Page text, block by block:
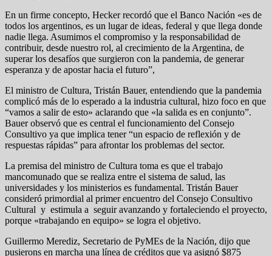
En un firme concepto, Hecker recordó que el Banco Nación «es de
todos los argentinos, es un lugar de ideas, federal y que llega donde
nadie llega. Asumimos el compromiso y la responsabilidad de
contribuir, desde nuestro rol, al crecimiento de la Argentina, de
superar los desafíos que surgieron con la pandemia, de generar
esperanza y de apostar hacia el futuro”,
El ministro de Cultura, Tristán Bauer, entendiendo que la pandemia
complicó más de lo esperado a la industria cultural, hizo foco en que
“vamos a salir de esto» aclarando que «la salida es en conjunto”.
Bauer observó que es central el funcionamiento del Consejo
Consultivo ya que implica tener “un espacio de reflexión y de
respuestas rápidas” para afrontar los problemas del sector.
La premisa del ministro de Cultura toma es que el trabajo
mancomunado que se realiza entre el sistema de salud, las
universidades y los ministerios es fundamental. Tristán Bauer
consideró primordial al primer encuentro del Consejo Consultivo
Cultural y estimula a seguir avanzando y fortaleciendo el proyecto,
porque «trabajando en equipo» se logra el objetivo.
Guillermo Merediz, Secretario de PyMEs de la Nación, dijo que
pusierons en marcha una línea de créditos que ya asignó $875